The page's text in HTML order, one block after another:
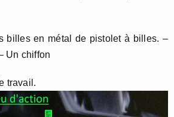
billes en métal de pistolet à billes. –
Un chiffon
travail.